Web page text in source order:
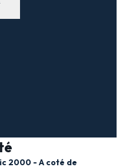
2000 - A coté de